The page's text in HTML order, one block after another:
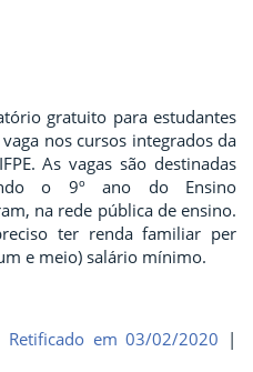
gratuito para estudantes
nos cursos integrados da
As vagas são destinadas
o 9º ano do Ensino
na rede pública de ensino.
ter renda familiar per
e meio) salário mínimo.
Retificado em 03/02/2020 |